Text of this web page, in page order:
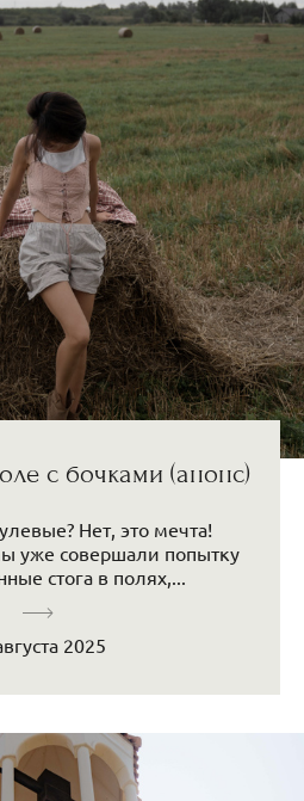
с бочками (анонс)
Нет, это мечта!
уже совершали попытку
стога в полях,...
2025